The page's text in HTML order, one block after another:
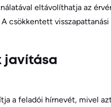
eltávolíthatja az
csökkentett
javítása
a feladói hírnevét, mivel